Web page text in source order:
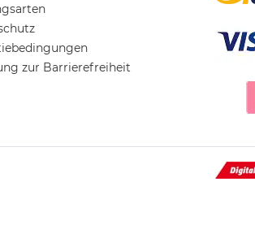
zur Barrierefreiheit